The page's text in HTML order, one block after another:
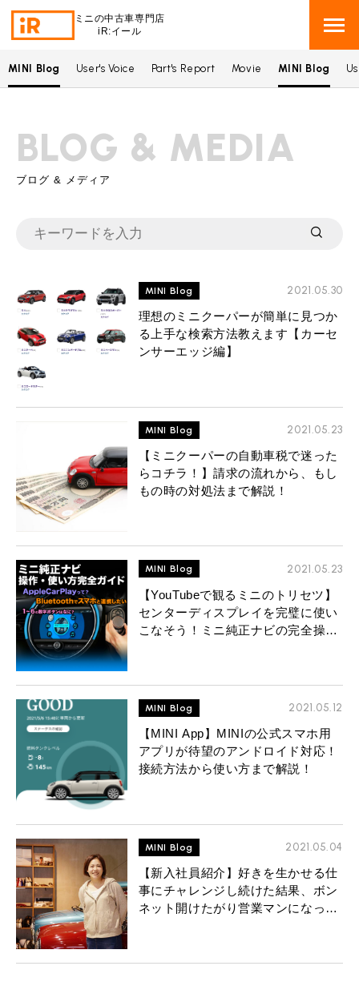
ミニの中古車専門店
iR:イール
BMW MINI BMWミニ 在庫検索
ROVER MINI ローバーミニ 在庫検索
TRADE 買取
TOP
売却手順
買取Q&A
BMWミニ買取査定依頼
ローバーミニ買取査定依頼
MAINTENANCE メンテナンス
BMWミニ メンテナンス
ローバーミニ メンテナンス
パーツ販売のご案内
Movie 動画一覧
MINI KNOWLEDGE ミニナレッジ
BMWミニナレッジ
ローバーミニナレッジ
ABOUT iR
スタッフ紹介
MAP
リクルート
お知らせ プライバシーポリシー
お問い合わせ サイトマップ
工場
お問い合わせ
BMW MINIサービス工場
iR TECH FACTORY iR MAKERS
TEL
MAP
査定依頼
来店予約
MINI Blog User's Voice Part's Report Movie MINI Blog
BLOG & MEDIA
ブログ & メディア
MINI Blog
2021.05.30
理想のミニクーパーが簡単に見つか
る上手な検索方法教えます【カーセ
ンサーエッジ編】
MINI Blog
2021.05.23
【ミニクーパーの自動車税で迷った
らコチラ！】請求の流れから、もし
もの時の対処法まで解説！
MINI Blog
2021.05.23
【YouTubeで観るミニのトリセツ】
センターディスプレイを完璧に使い
こなそう！ミニ純正ナビの完全操作
MINI Blog
2021.05.12
【MINI App】MINIの公式スマホ用
アプリが待望のアンドロイド対応！
接続方法から使い方まで解説！
MINI Blog
2021.05.04
【新入社員紹介】好きを生かせる仕
事にチャレンジし続けた結果、ボン
ネット開けたがり営業マンになった